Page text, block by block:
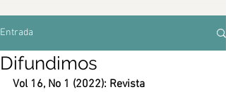
Entrada
Difundimos
Vol 16, No 1 (2022): Revista